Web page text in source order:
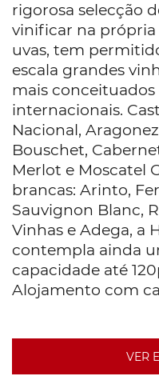
rigorosa selecção
vinificar na própria
uvas, tem
escala grandes
mais
internacionais.
Nacional,
Bouschet,
Merlot e Moscatel
brancas: Arinto,
Sauvignon Blanc,
Vinhas e Adega, a
contempla ainda
capacidade até
Alojamento com
VER